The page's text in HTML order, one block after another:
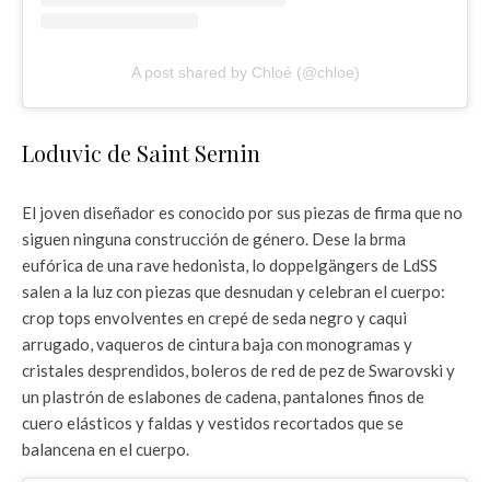
A post shared by Chloé (@chloe)
Loduvic de Saint Sernin
El joven diseñador es conocido por sus piezas de firma que no
siguen ninguna construcción de género. Dese la brma
eufórica de una rave hedonista, lo doppelgängers de LdSS
salen a la luz con piezas que desnudan y celebran el cuerpo:
crop tops envolventes en crepé de seda negro y caqui
arrugado, vaqueros de cintura baja con monogramas y
cristales desprendidos, boleros de red de pez de Swarovski y
un plastrón de eslabones de cadena, pantalones finos de
cuero elásticos y faldas y vestidos recortados que se
balancena en el cuerpo.